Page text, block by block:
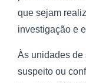
que sejam
investigação e
Às unidades de
suspeito ou